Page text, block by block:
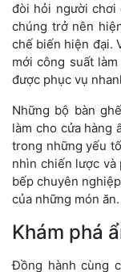
đòi hỏi người chơi
chúng trở nên
chế biến hiện đại.
mới công suất
được phục vụ
Những bộ bàn
làm cho cửa hàng
trong những yếu
nhìn chiến lược và
bếp chuyên
của những món ăn.
Khám phá
Đồng hành cùng